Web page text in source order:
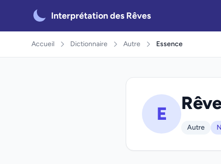
Interprétation des Rêves
Accueil Dictionnaire Autre Essence
E
Autre